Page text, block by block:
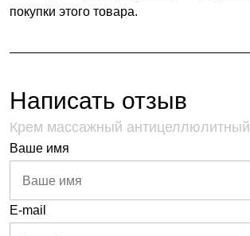
покупки этого товара.
Написать отзыв
Крем массажный антицеллюлитный
Ваше имя
E-mail